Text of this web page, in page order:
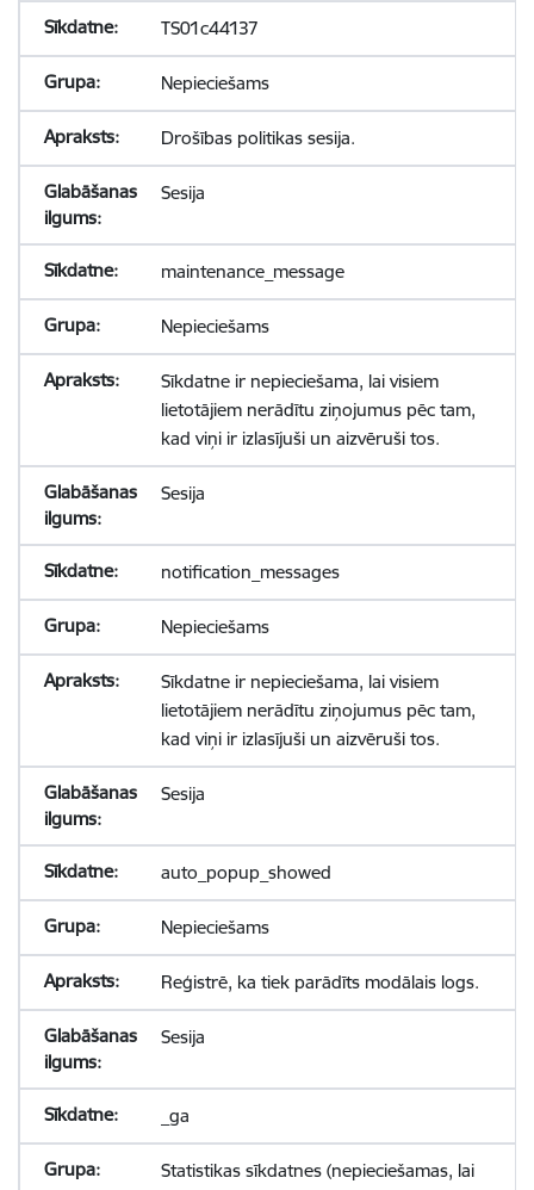
TS01c44137
Nepieciešams
Drošības politikas sesija.
Sesija
maintenance_message
Nepieciešams
Sīkdatne ir nepieciešama, lai visiem
lietotājiem nerādītu ziņojumus pēc tam,
kad viņi ir izlasījuši un aizvēruši tos.
Sesija
notification_messages
Nepieciešams
Sīkdatne ir nepieciešama, lai visiem
lietotājiem nerādītu ziņojumus pēc tam,
kad viņi ir izlasījuši un aizvēruši tos.
Sesija
auto_popup_showed
Nepieciešams
Reģistrē, ka tiek parādīts modālais logs.
Sesija
_ga
Statistikas sīkdatnes (nepieciešamas, lai